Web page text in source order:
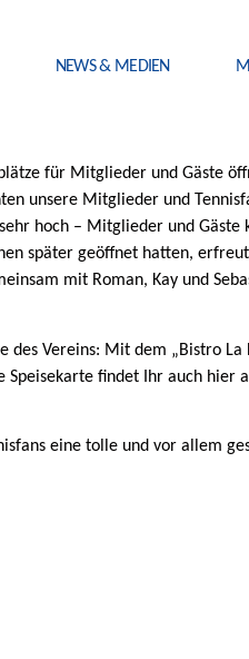
NEWS & MEDIEN
für Mitglieder und Gäste
unsere Mitglieder und
hoch – Mitglieder und
später geöffnet hatten,
mit Roman, Kay und
Vereins: Mit dem „Bistro
findet Ihr auch
eine tolle und vor allem